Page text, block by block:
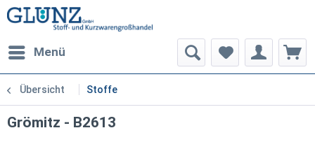
Menü
Übersicht Stoffe
Grömitz - B2613